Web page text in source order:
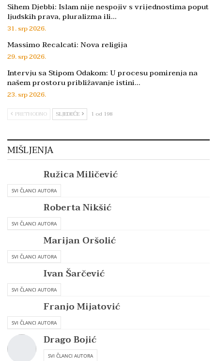
Sihem Djebbi: Islam nije nespojiv s vrijednostima poput
ljudskih prava, pluralizma ili…
31. srp 2026.
Massimo Recalcati: Nova religija
29. srp 2026.
Intervju sa Stipom Odakom: U procesu pomirenja na
našem prostoru približavanje istini…
23. srp 2026.
PRETHODNO SLJEDEĆE 1 od 198
MIŠLJENJA
Ružica Miličević
SVI ČLANCI AUTORA
Roberta Nikšić
SVI ČLANCI AUTORA
Marijan Oršolić
SVI ČLANCI AUTORA
Ivan Šarčević
SVI ČLANCI AUTORA
Franjo Mijatović
SVI ČLANCI AUTORA
Drago Bojić
SVI ČLANCI AUTORA